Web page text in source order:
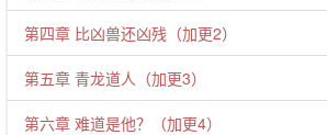
第四章 比凶兽还凶残（加更2）
第五章 青龙道人（加更3）
第六章 难道是他？（加更4）